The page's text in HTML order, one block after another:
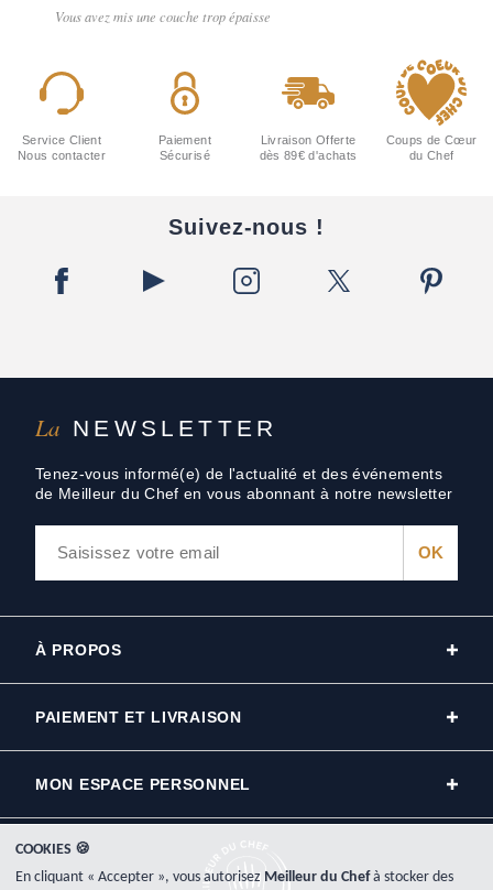
Vous avez mis une couche trop épaisse
La NEWSLETTER
Tenez-vous informé(e) de l'actualité et des événements
de Meilleur du Chef en vous abonnant à notre newsletter
Service Client
Nous contacter
Paiement
Sécurisé
Livraison Offerte
dès 89€ d'achats
Coups de Cœur
du Chef
Suivez-nous !
À PROPOS
PAIEMENT ET LIVRAISON
MON ESPACE PERSONNEL
COOKIES 🍪
En cliquant « Accepter », vous autorisez Meilleur du Chefà stocker des